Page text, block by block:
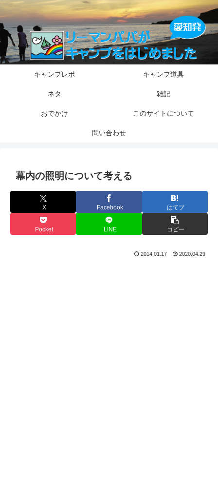
キャンプレポ キャンプ道具
ネタ 雑記
おでかけ このサイトについて
問い合わせ
幕内の照明について考える
X Facebook はてブ
Pocket LINE コピー
2014.01.17 2020.04.29